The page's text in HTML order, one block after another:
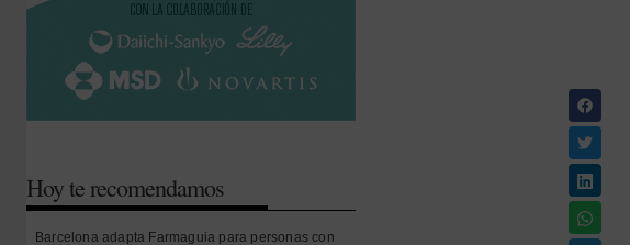
Hoy te recomendamos
Barcelona adapta Farmaguia para personas con